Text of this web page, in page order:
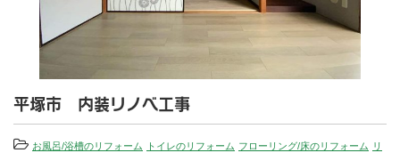
平塚市 内装リノベ工事
お風呂/浴槽のリフォーム トイレのリフォーム フローリング/床のリフォーム リ